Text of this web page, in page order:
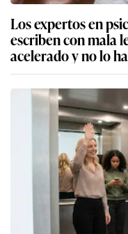
Los expertos en
escriben con mala
acelerado y no lo